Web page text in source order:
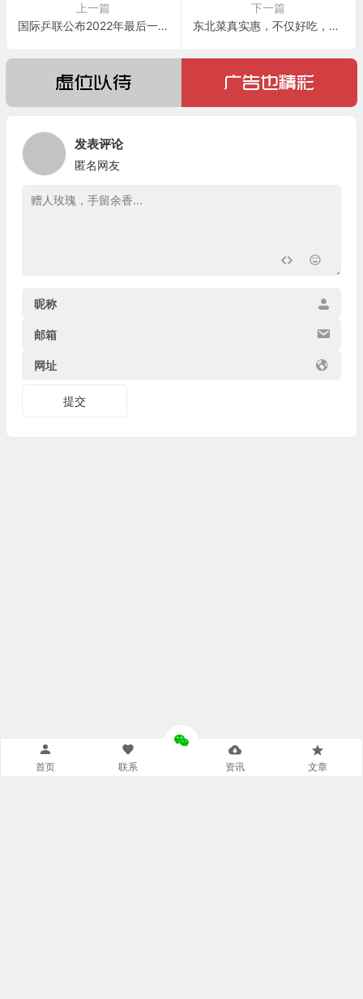
上一篇
国际乒联公布2022年最后一期世界排名
下一篇
东北菜真实惠，不仅好吃，分量还大
发表评论
匿名网友
昵称
邮箱
网址
提交
首页 联系 资讯 文章